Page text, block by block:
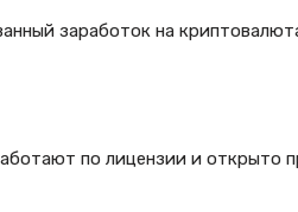
заработок на
по лицензии и открыто